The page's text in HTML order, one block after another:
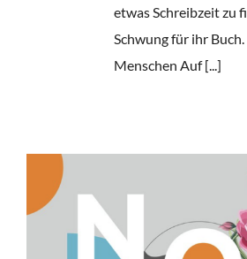
etwas Schreibzeit zu
Schwung für ihr
Menschen Auf [...]